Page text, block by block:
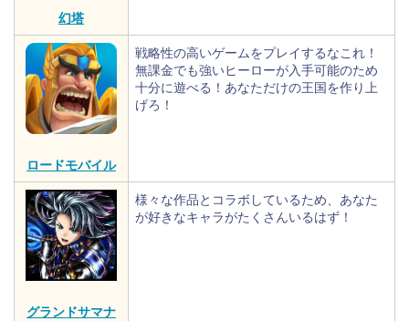
幻塔
ロードモバイル
戦略性の高いゲームをプレイするなこれ！
無課金でも強いヒーローが入手可能のため
十分に遊べる！あなただけの王国を作り上
げろ！
グランドサマナ
様々な作品とコラボしているため、あなた
が好きなキャラがたくさんいるはず！